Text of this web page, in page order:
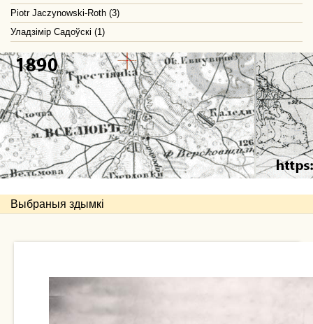
Piotr Jaczynowski-Roth (3)
Уладзімір Садоўскі (1)
Выбраныя здымкі